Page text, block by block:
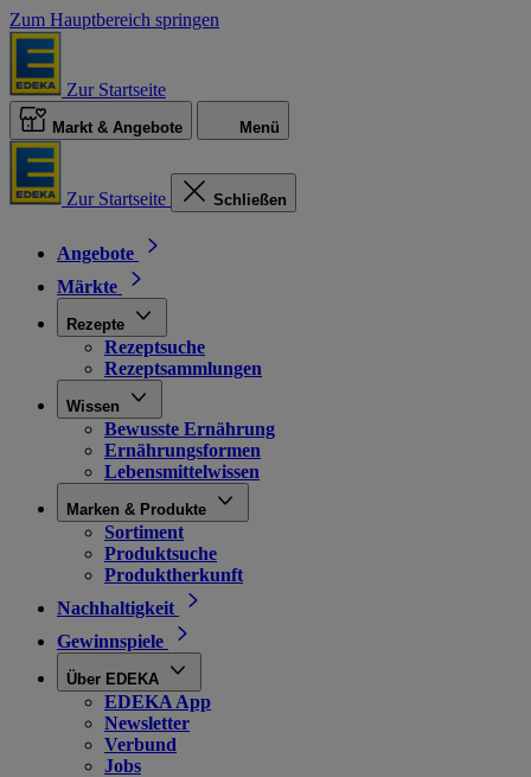
Zum Hauptbereich springen
Zur Startseite
Markt & Angebote Menü
Zur Startseite Schließen
Angebote
Märkte
Rezepte
Rezeptsuche
Rezeptsammlungen
Wissen
Bewusste Ernährung
Ernährungsformen
Lebensmittelwissen
Marken & Produkte
Sortiment
Produktsuche
Produktherkunft
Nachhaltigkeit
Gewinnspiele
Über EDEKA
EDEKA App
Newsletter
Verbund
Jobs